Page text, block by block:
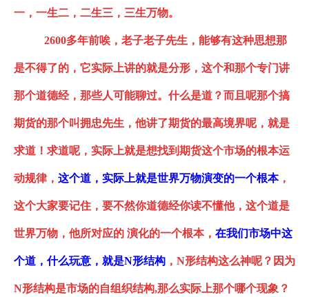
一 ， 一生二，二生三，三生万物。
2600多年前唉，老子老子先生，能够有这种思想那
是不得了的， 它实际上讲的就是分形 ，这个和那个专门讲
那个道德经，那些人可能聊过。什么是道？而且呢那个搞
期货的那个叫拥忠先生，他讲了期货的最高境界呢，就是
求道！求道呢，实际上就是想找到期货这个市场的根本运
动规律， 这个道，实际上就是世界万物演变的一个根本，
这个大家要记住，要不然你道德经你读不懂他，这个道是
世界万物，他所对应的 演化的一个根本， 在我们市场中这
个道，什么玩意 ， 就是N形结构 ， N形结构这么神呢？因为
N形结构是市场的自组织结构,那么实际上那个哪个现象？